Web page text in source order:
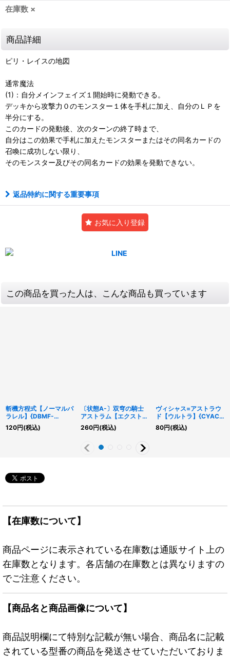
在庫数 ×
商品詳細
ピリ・レイスの地図
通常魔法
(1)：自分メインフェイズ１開始時に発動できる。
デッキから攻撃力０のモンスター１体を手札に加え、自分のＬＰを
半分にする。
このカードの発動後、次のターンの終了時まで、
自分はこの効果で手札に加えたモンスターまたはその同名カードの
召喚に成功しない限り、
そのモンスター及びその同名カードの効果を発動できない。
返品特約に関する重要事項
お気に入り登録
この商品を買った人は、こんな商品も買っています
斬機方程式【ノーマルパ
ラレル】{DBMF-
JP010}《魔法》
120円(税込)
〔状態A-〕双穹の騎士
アストラム【エクストラ
シークレット】{RC04-
JP045}《リンク》
260円(税込)
ヴィシャス=アストラウ
ド【ウルトラ】{CYAC-
JP036}《融合》
80円(税込)
【在庫数について】
商品ページに表示されている在庫数は通販サイト上の
在庫数となります。各店舗の在庫数とは異なりますの
でご注意ください。
【商品名と商品画像について】
商品説明欄にて特別な記載が無い場合、商品名に記載
されている型番の商品を発送させていただいておりま